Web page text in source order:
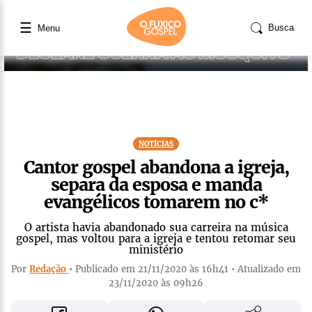
☰ Menu Busca
NOTÍCIAS
Cantor gospel abandona a igreja,
separa da esposa e manda
evangélicos tomarem no c*
O artista havia abandonado sua carreira na música
gospel, mas voltou para a igreja e tentou retomar seu
ministério
Por Redação • Publicado em 21/11/2020 às 16h41 • Atualizado em
23/11/2020 às 09h26